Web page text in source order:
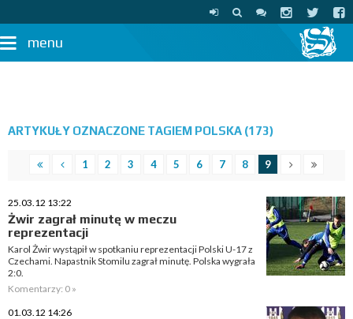
menu
ARTYKUŁY OZNACZONE TAGIEM POLSKA (173)
1 2 3 4 5 6 7 8 9
25.03.12 13:22
Żwir zagrał minutę w meczu
reprezentacji
Karol Żwir wystąpił w spotkaniu reprezentacji Polski U-17 z
Czechami. Napastnik Stomilu zagrał minutę. Polska wygrała
2:0.
Komentarzy: 0 »
01.03.12 14:26